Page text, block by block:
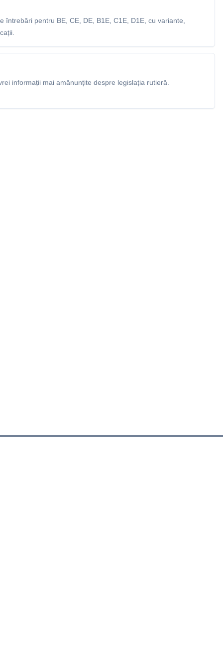
întrebări pentru BE, CE, DE, B1E, C1E, D1E, cu variante,
informații mai amănunțite despre legislația rutieră.